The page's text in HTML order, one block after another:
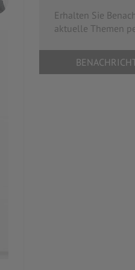
Erhalten Sie
aktuelle Themen